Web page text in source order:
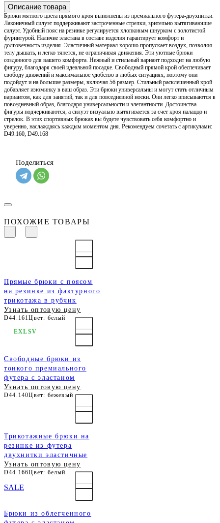
Описание товара
Брюки мятного цвета прямого кроя выполнены из премиального футера-двухнитки.
Лаконичный силуэт поддерживают застроченные стрелки, зрительно вытягивающие
силуэт. Удобный пояс на резинке регулируется хлопковым шнурком с золотистой
фурнитурой. Наличие эластана в составе изделия гарантирует комфорт и
долговечность изделия. Эластичный материал хорошо пропускает воздух, позволяя
телу дышать, и легко тянется, не ограничивая движения. Эти уютные брюки
созданного для вашего комфорта. Нежный и стильный вариант подходит на любую
фигуру, благодаря своей идеальной посадке. Свободный прямой крой обеспечивает
свободу движений и максимальное удобство в любых ситуациях, поэтому они
подойдут и на большие размеры, включая 56 размер. Стильный расклешенный крой
добавляет изюминку в ваш образ. Эти брюки универсальны и могут стать отличным
вариантом, как для занятий, так и для повседневной носки. Они легко вписываются в
повседневный образ, благодаря универсальности и элегантности. Достоинства
фигуры подчеркиваются, а силуэт визуально вытягивается за счет кроя палаццо и
стрелок. В этих спортивных брюках вы будете чувствовать себя комфортно и
уверенно, наслаждаясь каждым моментом дня. Рекомендуем сочетать с артикулами:
D49.160, D49.168
Поделиться
ПОХОЖИЕ ТОВАРЫ
Прямые брюки с поясом
на резинке из фактурного
трикотажа в рубчик
Узнать оптовую цену
D44.161Цвет: белый
Свободные брюки из
тонкого премиального
футера с эластаном
Узнать оптовую цену
D44.140Цвет: бежевый
EXLSV
Трикотажные брюки на
резинке из футера
двухнитки эластичные
Узнать оптовую цену
D44.166Цвет: белый
Брюки из облегченного
SALE